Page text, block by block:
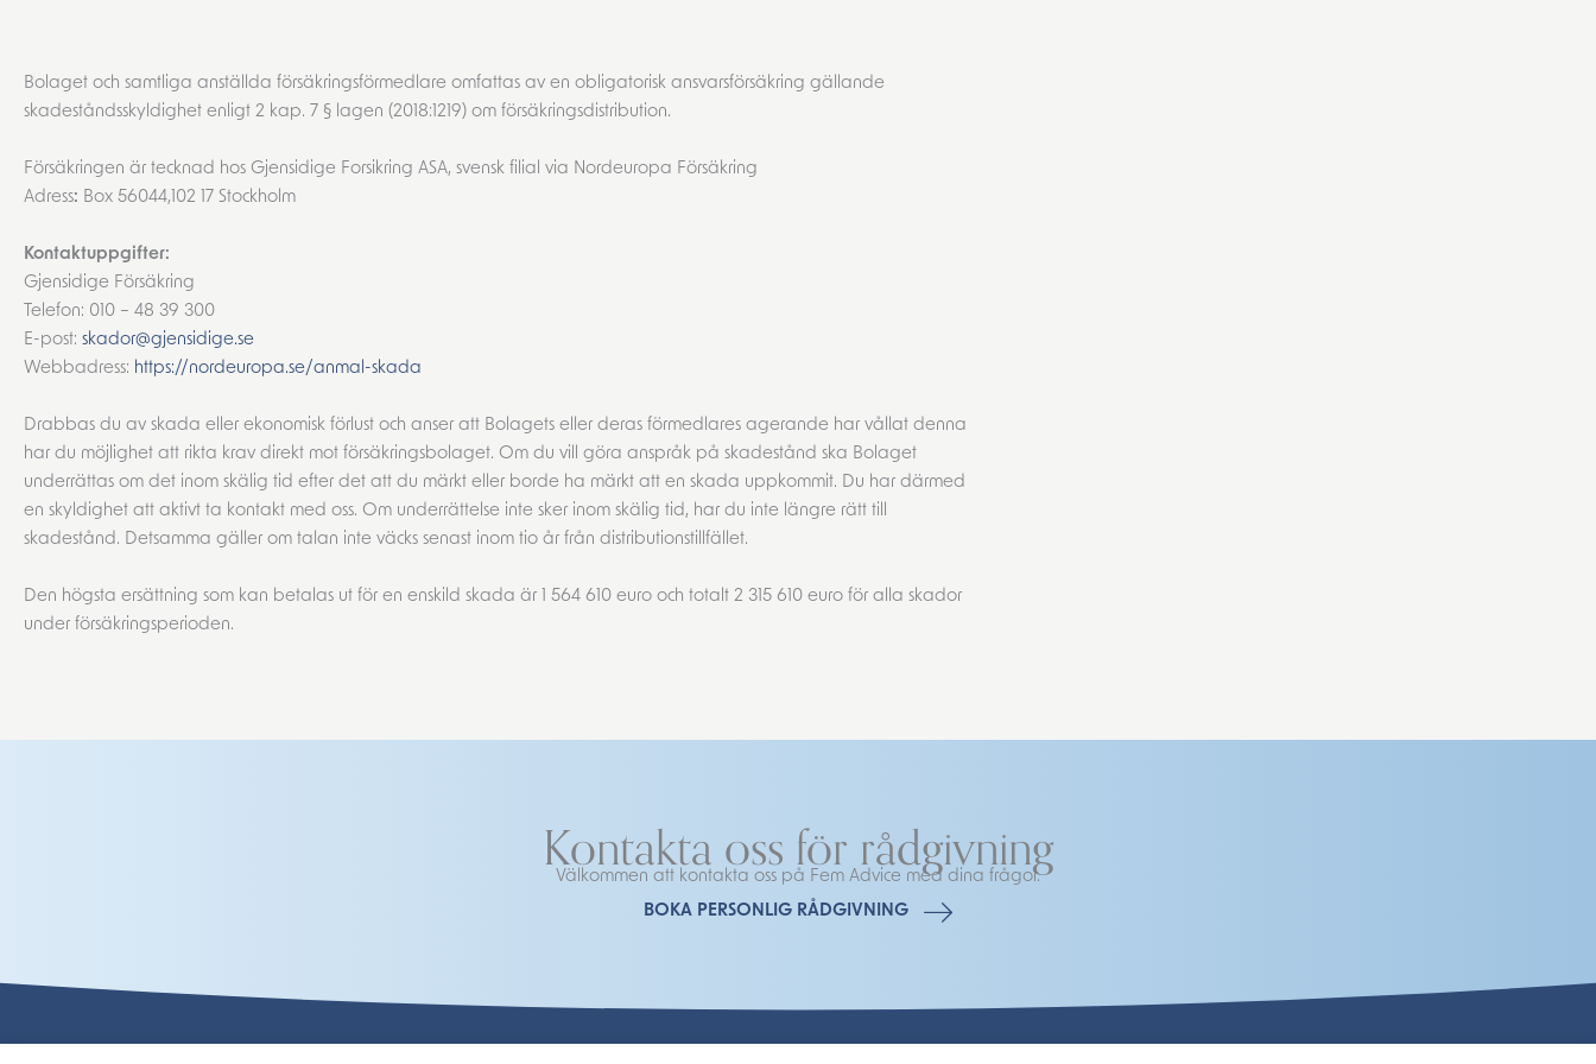
Bolaget och samtliga anställda försäkringsförmedlare omfattas av en obligatorisk ansvarsförsäkring gällande
skadeståndsskyldighet enligt 2 kap. 7 § lagen (2018:1219) om försäkringsdistribution.
Försäkringen är tecknad hos Gjensidige Forsikring ASA, svensk filial via Nordeuropa Försäkring
Adress: Box 56044,102 17 Stockholm
Kontaktuppgifter:
Gjensidige Försäkring
Telefon: 010 – 48 39 300
E-post: skador@gjensidige.se
Webbadress: https://nordeuropa.se/anmal-skada
Drabbas du av skada eller ekonomisk förlust och anser att Bolagets eller deras förmedlares agerande har vållat denna
har du möjlighet att rikta krav direkt mot försäkringsbolaget. Om du vill göra anspråk på skadestånd ska Bolaget
underrättas om det inom skälig tid efter det att du märkt eller borde ha märkt att en skada uppkommit. Du har därmed
en skyldighet att aktivt ta kontakt med oss. Om underrättelse inte sker inom skälig tid, har du inte längre rätt till
skadestånd. Detsamma gäller om talan inte väcks senast inom tio år från distributionstillfället.
Den högsta ersättning som kan betalas ut för en enskild skada är 1 564 610 euro och totalt 2 315 610 euro för alla skador
under försäkringsperioden.
Kontakta oss för rådgivning
Välkommen att kontakta oss på Fem Advice med dina frågor.
BOKA PERSONLIG RÅDGIVNING